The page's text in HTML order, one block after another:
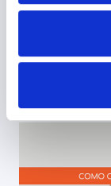
Las cookies de
el contenido y
información
nuestros
web, quienes
que les haya
partir del uso
la etiqueta de
colocarse en
que el